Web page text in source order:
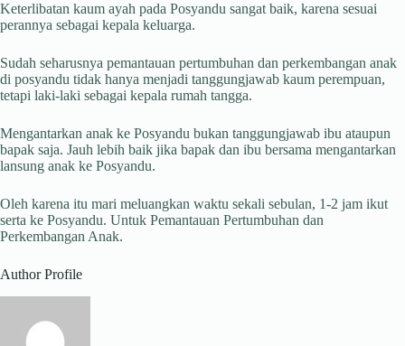
Keterlibatan kaum ayah pada Posyandu sangat baik, karena sesuai
perannya sebagai kepala keluarga.
Sudah seharusnya pemantauan pertumbuhan dan perkembangan anak
di posyandu tidak hanya menjadi tanggungjawab kaum perempuan,
tetapi laki-laki sebagai kepala rumah tangga.
Mengantarkan anak ke Posyandu bukan tanggungjawab ibu ataupun
bapak saja. Jauh lebih baik jika bapak dan ibu bersama mengantarkan
lansung anak ke Posyandu.
Oleh karena itu mari meluangkan waktu sekali sebulan, 1-2 jam ikut
serta ke Posyandu. Untuk Pemantauan Pertumbuhan dan
Perkembangan Anak.
Author Profile